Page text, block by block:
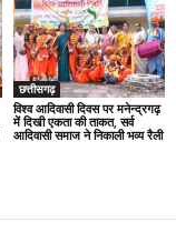
छत्तीसगढ़
विश्व आदिवासी दिवस पर मनेन्द्रगढ़
में दिखी एकता की ताकत, सर्व
आदिवासी समाज ने निकाली भव्य रैली